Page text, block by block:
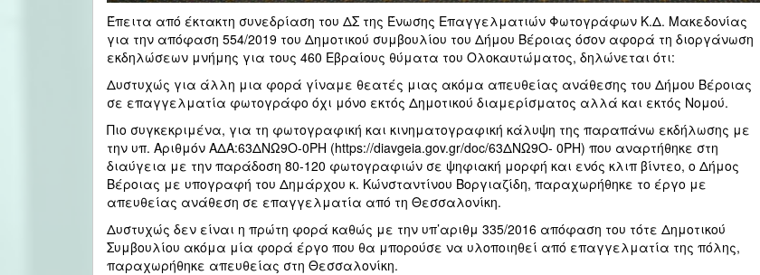
Έπειτα από έκτακτη συνεδρίαση του ΔΣ της Ένωσης Επαγγελματιών Φωτογράφων Κ.Δ. Μακεδονίας
για την απόφαση 554/2019 του Δημοτικού συμβουλίου του Δήμου Βέροιας όσον αφορά τη διοργάνωση
εκδηλώσεων μνήμης για τους 460 Εβραίους θύματα του Ολοκαυτώματος, δηλώνεται ότι:
Δυστυχώς για άλλη μια φορά γίναμε θεατές μιας ακόμα απευθείας ανάθεσης του Δήμου Βέροιας
σε επαγγελματία φωτογράφο όχι μόνο εκτός Δημοτικού διαμερίσματος αλλά και εκτός Νομού.
Πιο συγκεκριμένα, για τη φωτογραφική και κινηματογραφική κάλυψη της παραπάνω εκδήλωσης με
την υπ. Αριθμόν ΑΔΑ:63ΔΝΩ9Ο-0ΡΗ (https://diavgeia.gov.gr/doc/63ΔΝΩ9Ο- 0ΡΗ) που αναρτήθηκε στη
διαύγεια με την παράδοση 80-120 φωτογραφιών σε ψηφιακή μορφή και ενός κλιπ βίντεο, ο Δήμος
Βέροιας με υπογραφή του Δημάρχου κ. Κώνσταντίνου Βοργιαζίδη, παραχωρήθηκε το έργο με
απευθείας ανάθεση σε επαγγελματία από τη Θεσσαλονίκη.
Δυστυχώς δεν είναι η πρώτη φορά καθώς με την υπ’αριθμ 335/2016 απόφαση του τότε Δημοτικού
Συμβουλίου ακόμα μία φορά έργο που θα μπορούσε να υλοποιηθεί από επαγγελματία της πόλης,
παραχωρήθηκε απευθείας στη Θεσσαλονίκη.